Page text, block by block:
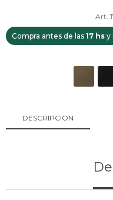
Compra antes de las 17 hs y
DESCRIPCION